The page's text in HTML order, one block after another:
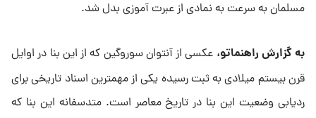
مسلمان به سرعت به نمادی از عبرت آموزی بدل شد.
به گزارش راهنماتو، عکسی از آنتوان سوروگین که از این بنا در اوایل
قرن بیستم میلادی به ثبت رسیده یکی از مهمترین اسناد تاریخی برای
ردیابی وضعیت این بنا در تاریخ معاصر است. متدسفانه این بنا که